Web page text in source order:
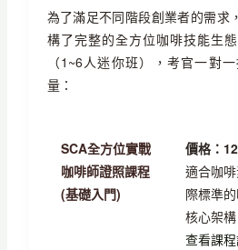
為了滿足不同階段創業者的需求
構了完整的全方位咖啡技能生
（1~6人迷你班），考官一對
量：
SCA全方位實戰
咖啡師證照課程
(基礎入門)
價格：
適合咖
際標準
核心架構
查看課